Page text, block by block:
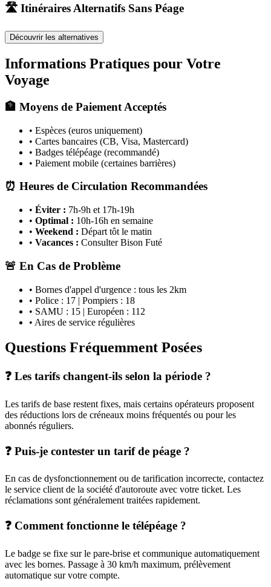
🛣️ Itinéraires Alternatifs Sans Péage
Découvrir les alternatives
Informations Pratiques pour Votre
Voyage
🏦 Moyens de Paiement Acceptés
• Espèces (euros uniquement)
• Cartes bancaires (CB, Visa, Mastercard)
• Badges télépéage (recommandé)
• Paiement mobile (certaines barrières)
⏰ Heures de Circulation Recommandées
• Éviter : 7h-9h et 17h-19h
• Optimal : 10h-16h en semaine
• Weekend : Départ tôt le matin
• Vacances : Consulter Bison Futé
🚨 En Cas de Problème
• Bornes d'appel d'urgence : tous les 2km
• Police : 17 | Pompiers : 18
• SAMU : 15 | Européen : 112
• Aires de service régulières
Questions Fréquemment Posées
❓ Les tarifs changent-ils selon la période ?
Les tarifs de base restent fixes, mais certains opérateurs proposent
des réductions lors de créneaux moins fréquentés ou pour les
abonnés réguliers.
❓ Puis-je contester un tarif de péage ?
En cas de dysfonctionnement ou de tarification incorrecte, contactez
le service client de la société d'autoroute avec votre ticket. Les
réclamations sont généralement traitées rapidement.
❓ Comment fonctionne le télépéage ?
Le badge se fixe sur le pare-brise et communique automatiquement
avec les bornes. Passage à 30 km/h maximum, prélèvement
automatique sur votre compte.